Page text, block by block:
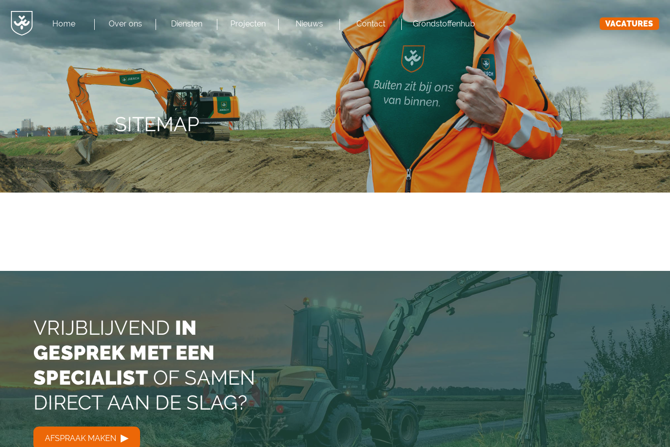
JvESCH
Menu
Home Over ons Diensten Projecten Nieuws Contact Grondstoffenhub VACATURES
SITEMAP
VRIJBLIJVEND IN
GESPREK MET EEN
SPECIALISTOF SAMEN
DIRECT AAN DE SLAG?
AFSPRAAK MAKEN